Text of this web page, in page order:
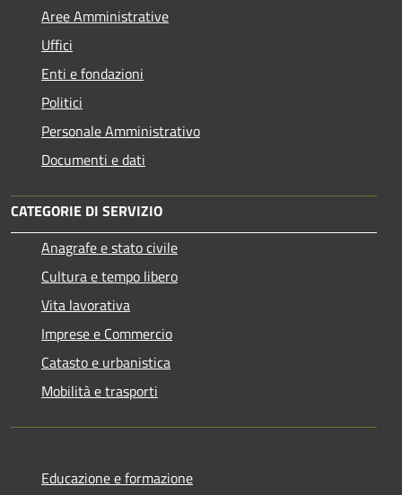
Aree Amministrative
Uffici
Enti e fondazioni
Politici
Personale Amministrativo
Documenti e dati
CATEGORIE DI SERVIZIO
Anagrafe e stato civile
Cultura e tempo libero
Vita lavorativa
Imprese e Commercio
Catasto e urbanistica
Mobilità e trasporti
Educazione e formazione